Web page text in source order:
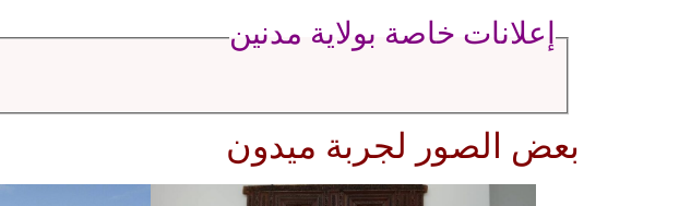
إعلانات خاصة بولاية مدنين
بعض الصور لجربة ميدون